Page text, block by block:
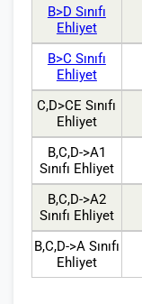
B>D Sınıfı
Ehliyet
B>C Sınıfı
Ehliyet
C,D>CE Sınıfı
Ehliyet
B,C,D->A1
Sınıfı Ehliyet
B,C,D->A2
Sınıfı Ehliyet
B,C,D->A Sınıfı
Ehliyet